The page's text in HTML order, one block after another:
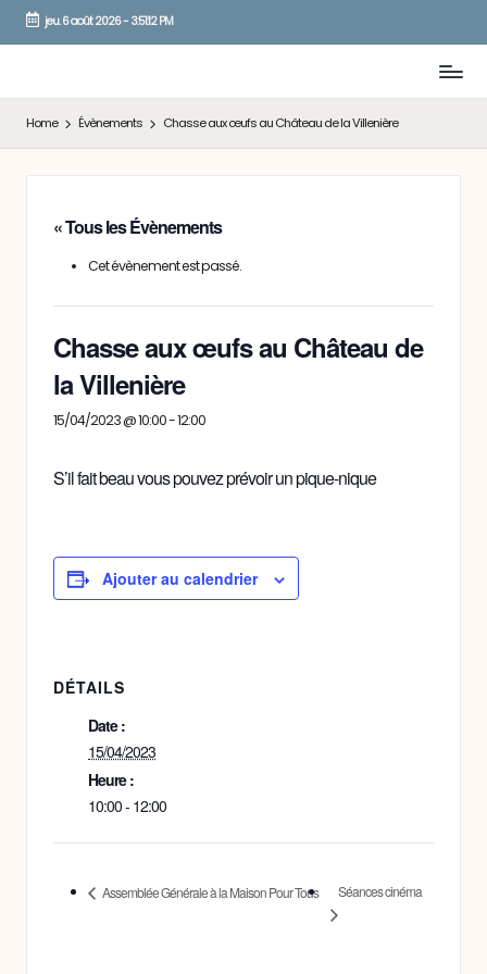
Skip
jeu. 6 août 2026- 3:51:12 PM
Home Évènements Chasse aux œufs au Château de la Villenière
« Tous les Évènements
Cet évènement est passé.
Chasse aux œufs au Château de
la Villenière
15/04/2023 @ 10:00-12:00
S’il fait beau vous pouvez prévoir un pique-nique
Ajouter au calendrier
DÉTAILS
Date :
15/04/2023
Heure :
10:00 - 12:00
Assemblée Générale à la Maison Pour Tous Séances cinéma